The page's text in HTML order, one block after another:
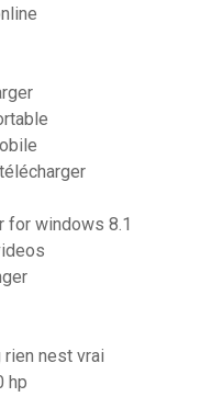
for windows 8.1
nest vrai
hp